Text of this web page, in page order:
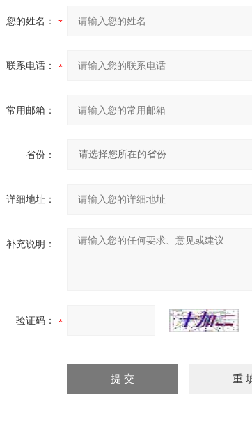
您的姓名：
联系电话：
常用邮箱：
省份：
详细地址：
补充说明：
验证码：